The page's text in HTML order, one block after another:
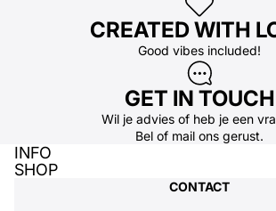
CREATED WITH
Good vibes included!
GET IN TOUCH
Wil je advies of heb je een
Bel of mail ons gerust.
INFO
SHOP
CONTACT